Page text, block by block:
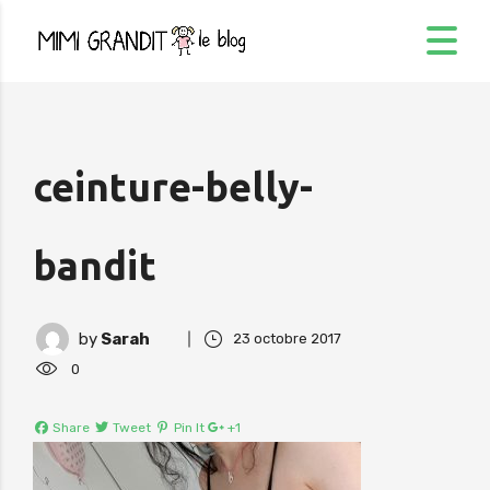
ceinture-belly-
bandit
by Sarah
23 octobre 2017
0
Share Tweet Pin It +1